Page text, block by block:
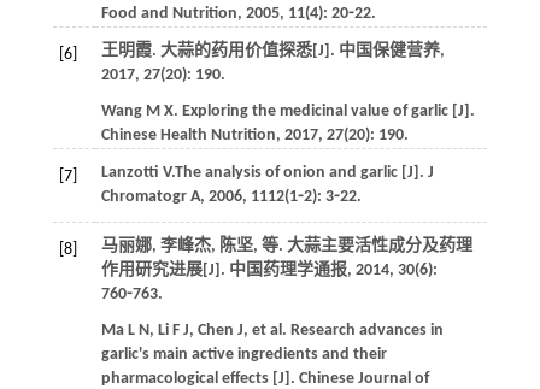
Food and Nutrition, 2005, 11(4): 20⁃22.
[6] 王明霞. 大蒜的药用价值探悉[J]. 中国保健营养,
2017, 27(20): 190.
Wang M X. Exploring the medicinal value of garlic [J].
Chinese Health Nutrition, 2017, 27(20): 190.
[7] Lanzotti V.The analysis of onion and garlic [J]. J
Chromatogr A, 2006, 1112(1⁃2): 3⁃22.
[8] 马丽娜, 李峰杰, 陈坚, 等. 大蒜主要活性成分及药理
作用研究进展[J]. 中国药理学通报, 2014, 30(6):
760⁃763.
Ma L N, Li F J, Chen J, et al. Research advances in
garlic's main active ingredients and their
pharmacological effects [J]. Chinese Journal of